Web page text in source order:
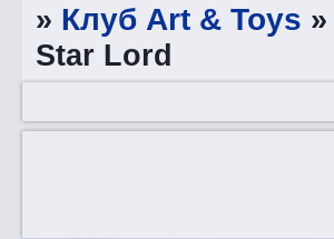
» Клуб Art & Toys »
Star Lord